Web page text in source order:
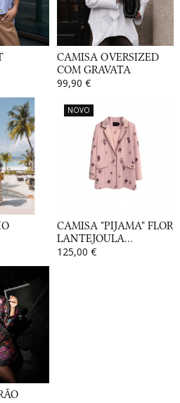
CAMISA OVERSIZED
COM GRAVATA
99,90 €
NOVO
CAMISA "PIJAMA" FLOR
LANTEJOULA...
125,00 €